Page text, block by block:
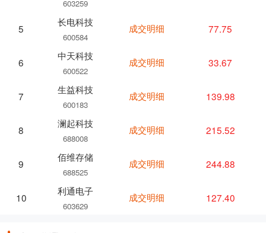
603259
5
长电科技
600584
6
中天科技
600522
7
生益科技
600183
8
澜起科技
688008
9
佰维存储
688525
10
利通电子
603629
成交明细 77.75
成交明细 33.67
成交明细 139.98
成交明细 215.52
成交明细 244.88
成交明细 127.40